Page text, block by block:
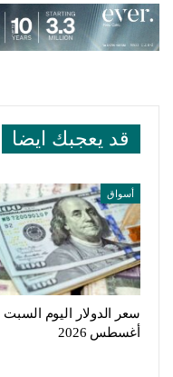
قد يعجبك ايضا
أسواق
أغسطس 2026